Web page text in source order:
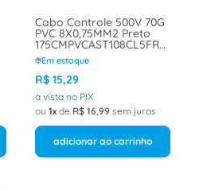
Cabo Controle 500V 70G
PVC 8X0,75MM2 Preto
175CMPVCAST108CL5FR
Belden Poliron
Em estoque
R$ 15,29
à vista no PIX
ou 1 de R$ 16,99 sem juros
adicionar ao carrinho